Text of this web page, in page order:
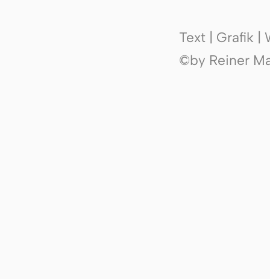
Text | Grafik |
©by Reiner